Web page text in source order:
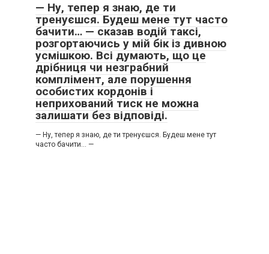
— Ну, тепер я знаю, де ти
тренуєшся. Будеш мене тут часто
бачити… — сказав водій таксі,
розгортаючись у мій бік із дивною
усмішкою. Всі думають, що це
дрібниця чи незграбний
комплімент, але порушення
особистих кордонів і
неприхований тиск не можна
залишати без відповіді.
— Ну, тепер я знаю, де ти тренуєшся. Будеш мене тут
часто бачити… —